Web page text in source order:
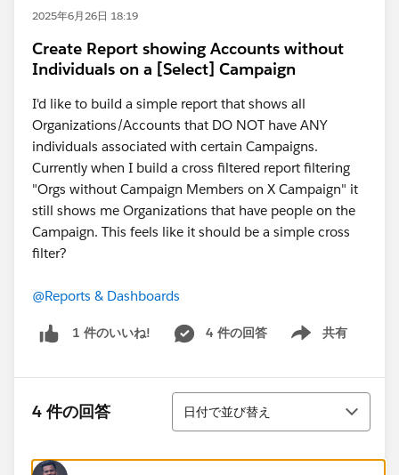
2025年6月26日 18:19
Create Report showing Accounts without
Individuals on a [Select] Campaign
I'd like to build a simple report that shows all
Organizations/Accounts that DO NOT have ANY
individuals associated with certain Campaigns.
Currently when I build a cross filtered report filtering
"Orgs without Campaign Members on X Campaign" it
still shows me Organizations that have people on the
Campaign. This feels like it should be a simple cross
filter?
@Reports & Dashboards
1 件のいいね! 4 件の回答 共有
Show menu
4 件の回答
並び替え
日付で並び替え